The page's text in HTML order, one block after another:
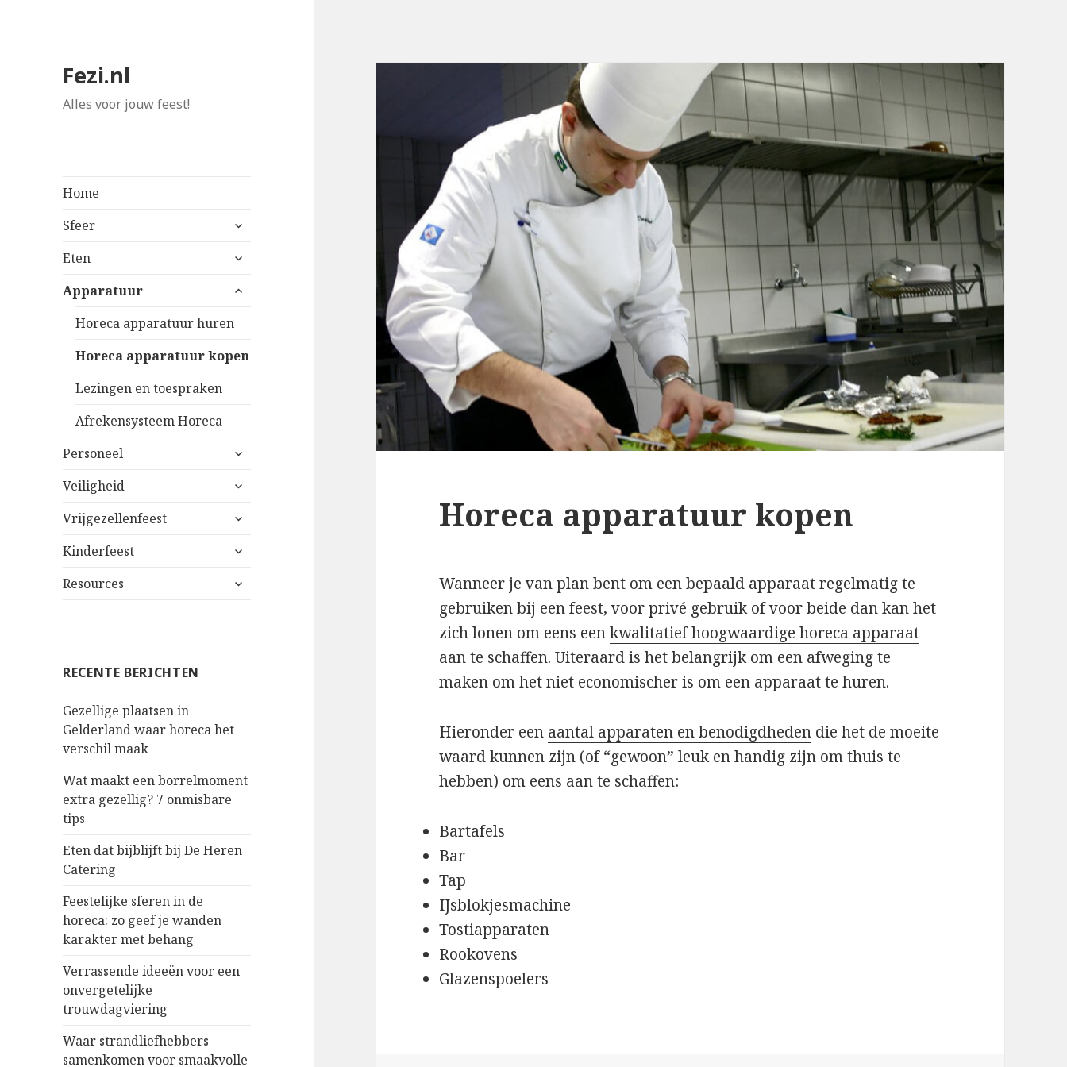
Fezi.nl
Alles voor jouw feest!
Home
Sfeer
alles
Eten
alles
Apparatuur
alles
Horeca apparatuur huren
Horeca apparatuur kopen
Lezingen en toespraken
Afrekensysteem Horeca
Personeel
alles
Veiligheid
alles
Vrijgezellenfeest
alles
Kinderfeest
alles
Resources
alles
RECENTE BERICHTEN
Gezellige plaatsen in
Gelderland waar horeca het
verschil maak
Wat maakt een borrelmoment
extra gezellig? 7 onmisbare
tips
Eten dat bijblijft bij De Heren
Catering
Feestelijke sferen in de
horeca: zo geef je wanden
karakter met behang
Verrassende ideeën voor een
onvergetelijke
trouwdagviering
Waar strandliefhebbers
samenkomen voor smaakvolle
Horeca apparatuur kopen
Wanneer je van plan bent om een bepaald apparaat regelmatig te
gebruiken bij een feest, voor privé gebruik of voor beide dan kan het
zich lonen om eens eenkwalitatief hoogwaardige horeca apparaat
aan te schaffen. Uiteraard is het belangrijk om een afweging te
maken om het niet economischer is om een apparaat te huren.
Hieronder een aantal apparaten en benodigdheden die het de moeite
waard kunnen zijn (of “gewoon” leuk en handig zijn om thuis te
hebben) om eens aan te schaffen:
Bartafels
Bar
Tap
IJsblokjesmachine
Tostiapparaten
Rookovens
Glazenspoelers